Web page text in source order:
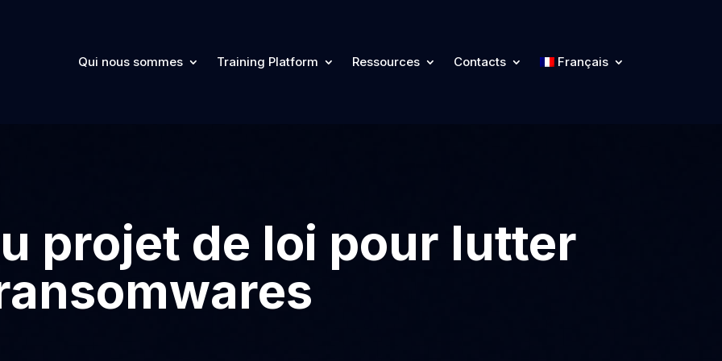
Qui nous sommes Training Platform Ressources Contacts Français
projet de loi pour lutter